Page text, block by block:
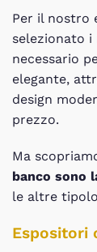
Per il nostro
selezionato i
necessario
elegante,
design
prezzo.
Ma
banco sono
le altre
Espositori